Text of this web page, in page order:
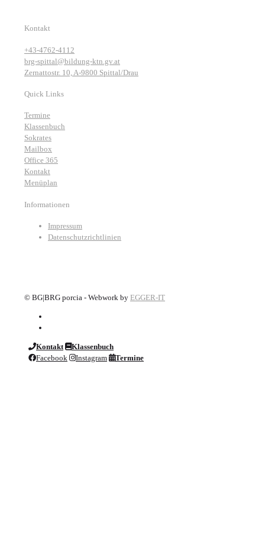
Kontakt
+43-4762-4112
brg-spittal@bildung-ktn.gv.at
Zernattostr. 10, A-9800 Spittal/Drau
Quick Links
Termine
Klassenbuch
Sokrates
Mailbox
Office 365
Kontakt
Menüplan
Informationen
Impressum
Datenschutzrichtlinien
© BG|BRG porcia - Webwork by EGGER-IT
Kontakt
Klassenbuch
Facebook
Instagram Termine